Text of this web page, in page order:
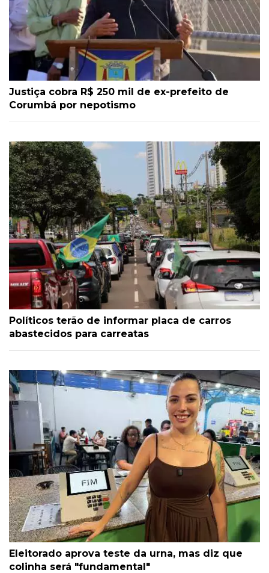
Justiça cobra R$ 250 mil de ex-prefeito de
Corumbá por nepotismo
Políticos terão de informar placa de carros
abastecidos para carreatas
Eleitorado aprova teste da urna, mas diz que
colinha será "fundamental"